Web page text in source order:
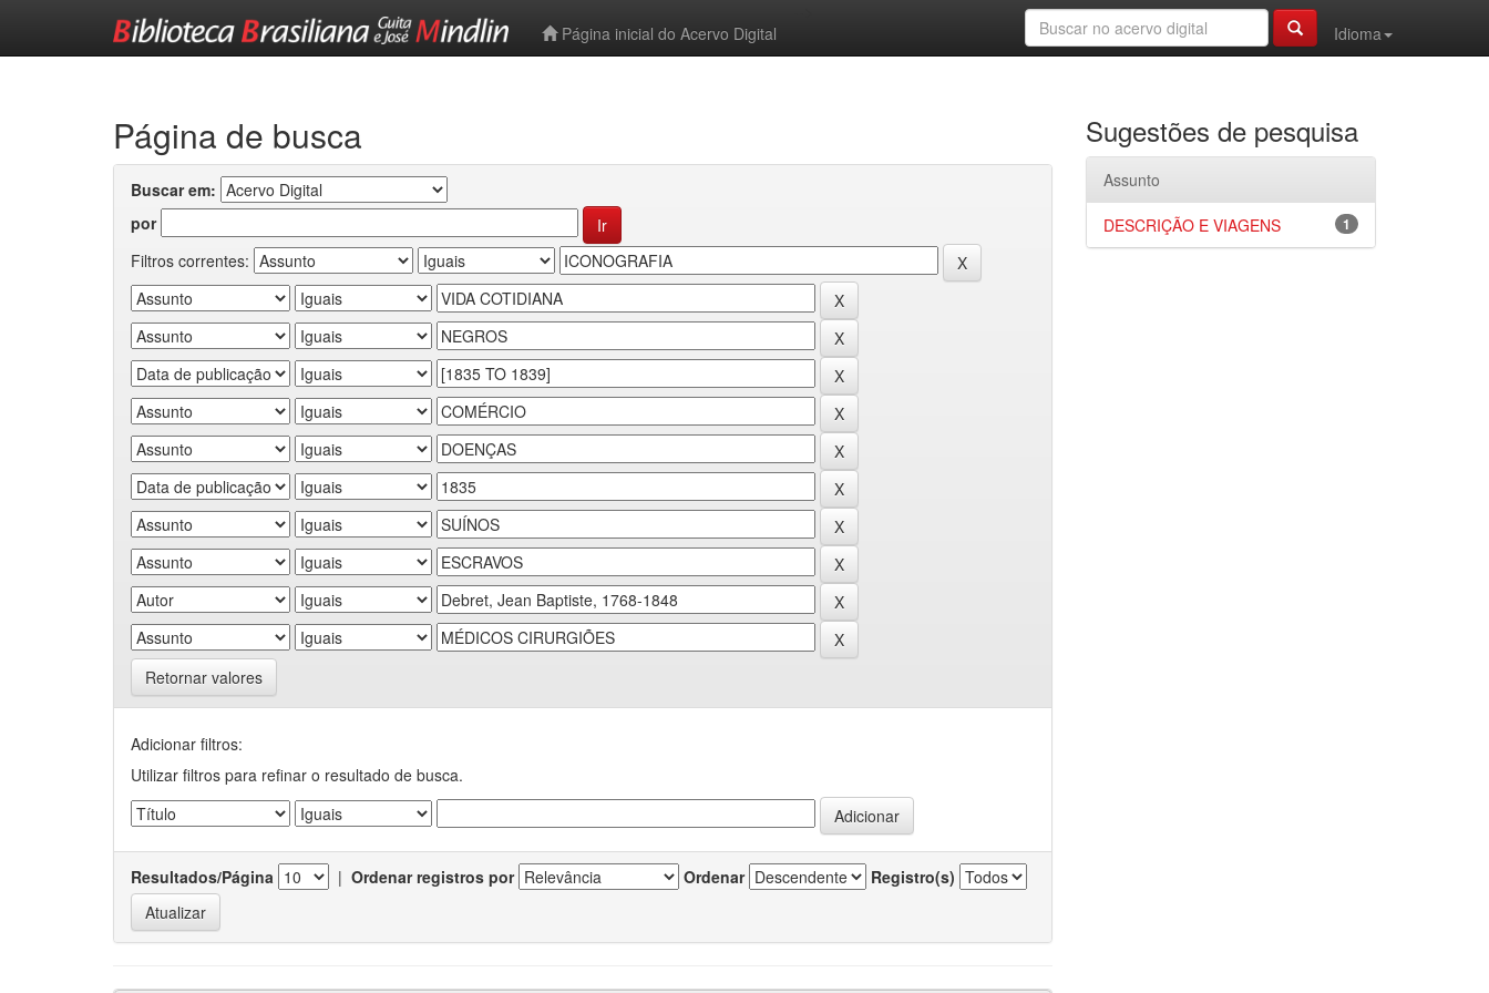
Página inicial do Acervo Digital
Idioma
Página de busca
Buscar em:
por
Filtros correntes:
Retornar valores
Adicionar filtros:
Utilizar filtros para refinar o resultado de busca.
Resultados/Página | Ordenar registros por Ordenar Registro(s)
Sugestões de pesquisa
Assunto
1
DESCRIÇÃO E VIAGENS